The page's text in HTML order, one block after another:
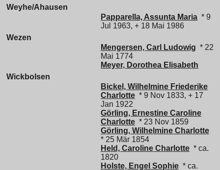
Weyhe/Ahausen
Papparella, Assunta Maria * 9
Jul 1963, + 18 Mai 1986
Wezen
Mengersen, Carl Ludowig * 22
Mai 1774
Meyer, Dorothea Elisabeth
Wickbolsen
Bickel, Wilhelmine Friederike
Charlotte * 9 Nov 1833, + 17
Jan 1922
Görling, Ernestine Caroline
Charlotte * 23 Nov 1859
Görling, Wilhelmine Charlotte
* 25 Mär 1854
Held, Caroline Charlotte * ca.
1820
Holste, Engel Sophie * ca.